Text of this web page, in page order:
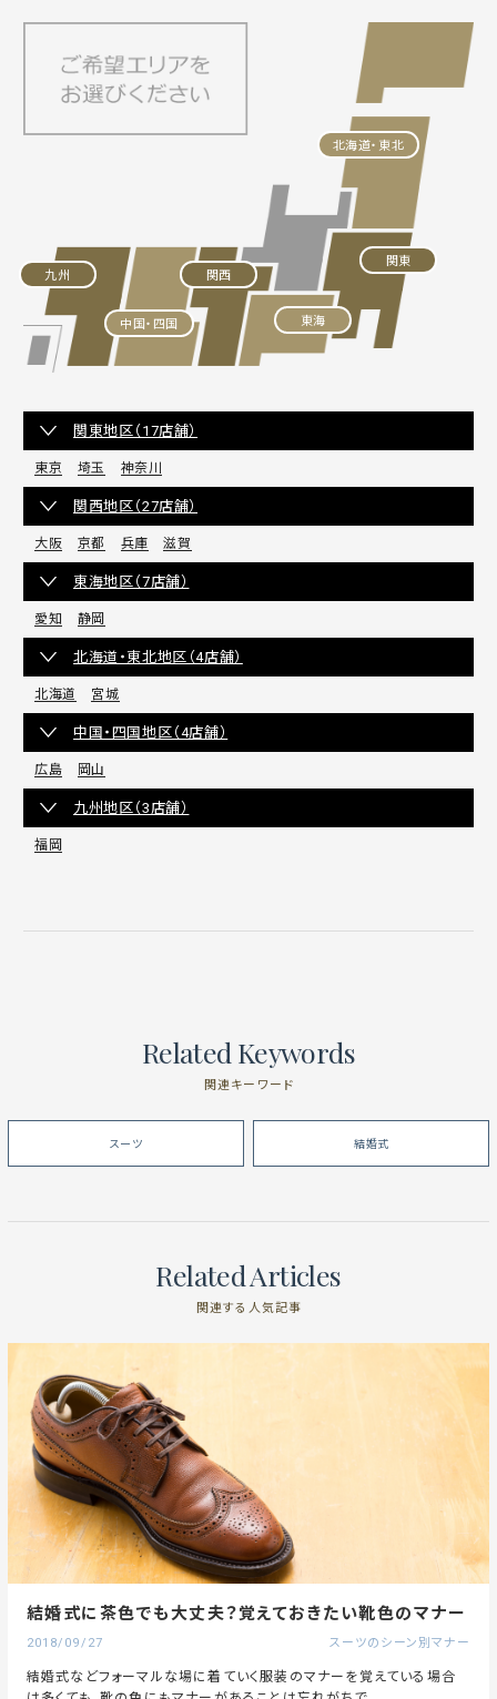
北海道・東北
関東
東海
関西
中国・四国
九州
関東地区（17店舗）
東京 埼玉 神奈川
関西地区（27店舗）
大阪 京都 兵庫 滋賀
東海地区（7店舗）
愛知 静岡
北海道・東北地区（4店舗）
北海道 宮城
中国・四国地区（4店舗）
広島 岡山
九州地区（3店舗）
福岡
Related Keywords
関連キーワード
スーツ 結婚式
Related Articles
関連する人気記事
結婚式に茶色でも大丈夫？覚えておきたい靴色のマナー
2018/09/27 スーツのシーン別マナー
結婚式などフォーマルな場に着ていく服装のマナーを覚えている場合